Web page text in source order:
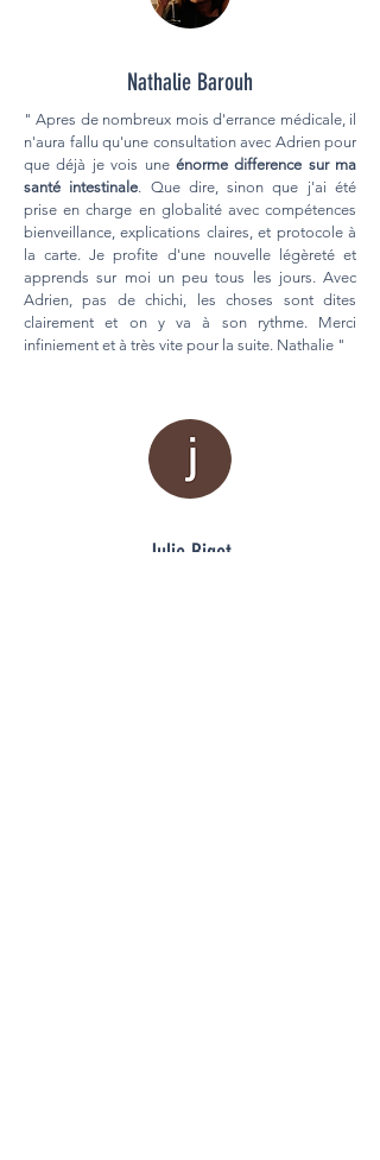
Nathalie Barouh
" Apres de nombreux mois d'errance médicale, il
n'aura fallu qu'une consultation avec Adrien pour
que déjà je vois une énorme difference sur ma
santé intestinale. Que dire, sinon que j'ai été
prise en charge en globalité avec compétences
bienveillance, explications claires, et protocole à
la carte. Je profite d'une nouvelle légèreté et
apprends sur moi un peu tous les jours. Avec
Adrien, pas de chichi, les choses sont dites
clairement et on y va à son rythme. Merci
infiniement et à très vite pour la suite. Nathalie "
Julie Bigot